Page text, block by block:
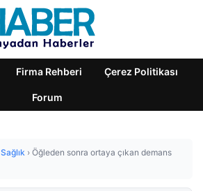
Firma Rehberi Çerez Politikası
Forum
Sağlık › Öğleden sonra ortaya çıkan demans